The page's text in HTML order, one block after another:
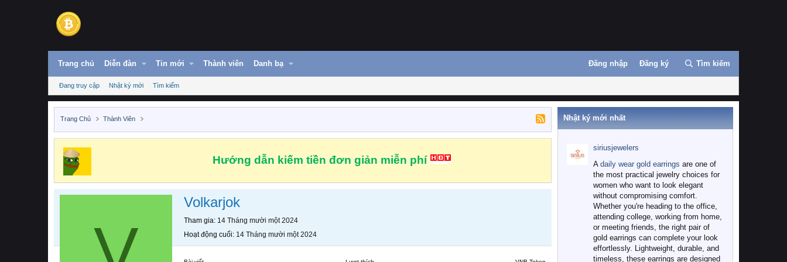
Trang chủ Diễn đàn Tin mới Thành viên Danh bạ Đăng nhập Đăng ký Tìm kiếm
Đang truy cập Nhật ký mới Tìm kiếm
Trang Chủ Thành Viên
Hướng dẫn kiếm tiền đơn giản miễn phí
Volkarjok
Tham gia 14 Tháng mười một 2024
Hoạt động cuối 14 Tháng mười một 2024
Nhật ký mới nhất
siriusjewelers
A daily wear gold earrings are one of
the most practical jewelry choices for
women who want to look elegant
without compromising comfort.
Whether you're heading to the office,
attending college, working from home,
or meeting friends, the right pair of
gold earrings can complete your look
effortlessly. Lightweight, durable, and
timeless, these earrings are designed